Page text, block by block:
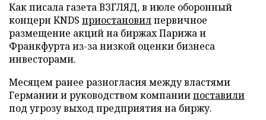
Как писала газета ВЗГЛЯД, в июле оборонный
концерн KNDS приостановилпервичное
размещение акций на биржах Парижа и
Франкфурта из-за низкой оценки бизнеса
инвесторами.
Месяцем ранее разногласия между властями
Германии и руководством компаниипоставили
под угрозу выход предприятия на биржу.